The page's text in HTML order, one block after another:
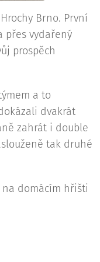
Brno. První
přes vydařený
prospěch
a to
dvakrát
zahrát i double
tak druhé
na domácím hřišti